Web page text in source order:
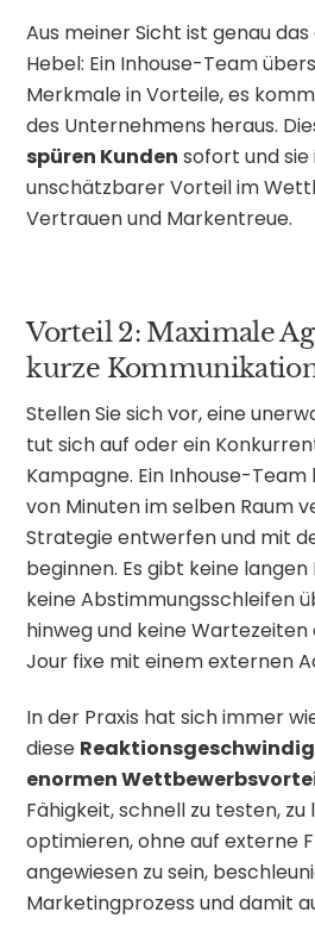
Aus meiner Sicht ist genau
Hebel: Ein Inhouse-Team
Merkmale in Vorteile, es
des Unternehmens heraus.
spüren Kunden sofort und sie
unschätzbarer Vorteil im
Vertrauen und Markentreue.
Vorteil 2: Maximale
kurze
Stellen Sie sich vor, eine
tut sich auf oder ein
Kampagne. Ein Inhouse-
von Minuten im selben Raum
Strategie entwerfen und mit
beginnen. Es gibt keine
keine Abstimmungsschleifen
hinweg und keine
Jour fixe mit einem externen
In der Praxis hat sich immer
diese
enormen
Fähigkeit, schnell zu testen, zu
optimieren, ohne auf externe
angewiesen zu sein,
Marketingprozess und damit